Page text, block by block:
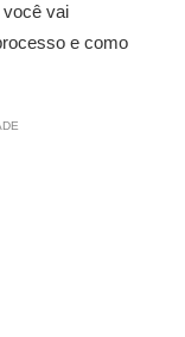
você vai
e como